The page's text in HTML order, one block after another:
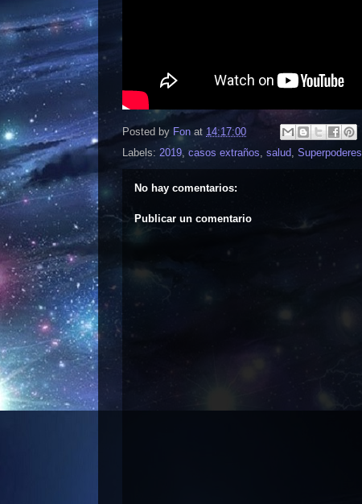
Posted by Fon at 14:17:00
Labels: 2019, casos extraños, salud, Superpoderes
No hay comentarios:
Publicar un comentario